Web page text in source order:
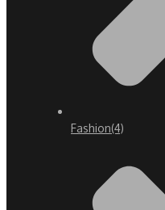
Fashion(4)